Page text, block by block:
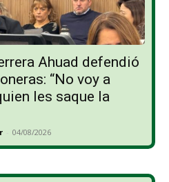
Ahuad defendió
“No voy a
les saque la
- 04/08/2026